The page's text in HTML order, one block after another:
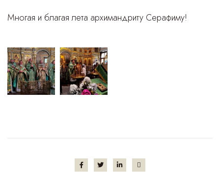
Многая и благая лета архимандриту Серафиму!